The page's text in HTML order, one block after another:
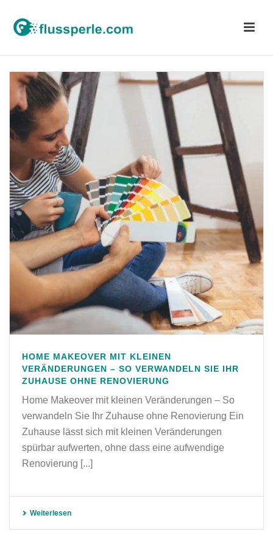
HOME MAKEOVER MIT KLEINEN
VERÄNDERUNGEN – SO VERWANDELN SIE IHR
ZUHAUSE OHNE RENOVIERUNG
Home Makeover mit kleinen Veränderungen – So
verwandeln Sie Ihr Zuhause ohne Renovierung Ein
Zuhause lässt sich mit kleinen Veränderungen
spürbar aufwerten, ohne dass eine aufwendige
Renovierung [...]
Weiterlesen